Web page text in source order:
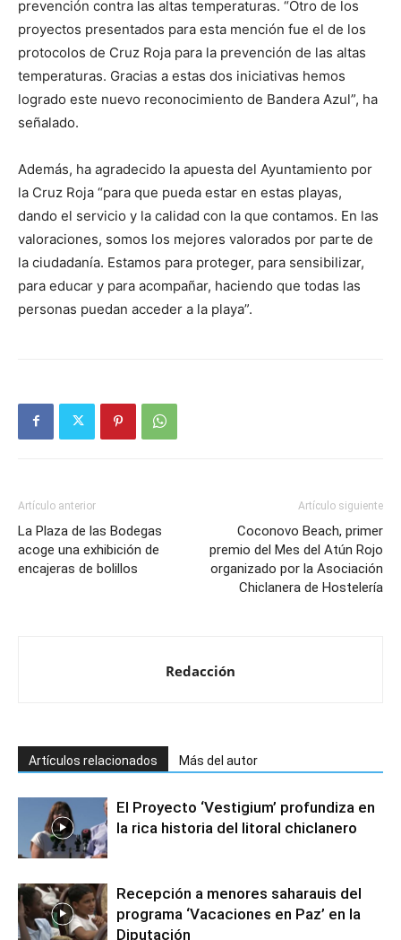
prevención contra las altas temperaturas. “Otro de los
proyectos presentados para esta mención fue el de los
protocolos de Cruz Roja para la prevención de las altas
temperaturas. Gracias a estas dos iniciativas hemos
logrado este nuevo reconocimiento de Bandera Azul”, ha
señalado.
Además, ha agradecido la apuesta del Ayuntamiento por
la Cruz Roja “para que pueda estar en estas playas,
dando el servicio y la calidad con la que contamos. En las
valoraciones, somos los mejores valorados por parte de
la ciudadanía. Estamos para proteger, para sensibilizar,
para educar y para acompañar, haciendo que todas las
personas puedan acceder a la playa”.
Artículo anterior
La Plaza de las Bodegas
acoge una exhibición de
encajeras de bolillos
Artículo siguiente
Coconovo Beach, primer
premio del Mes del Atún Rojo
organizado por la Asociación
Chiclanera de Hostelería
Redacción
Artículos relacionados Más del autor
El Proyecto ‘Vestigium’ profundiza en
la rica historia del litoral chiclanero
Recepción a menores saharauis del
programa ‘Vacaciones en Paz’ en la
Diputación